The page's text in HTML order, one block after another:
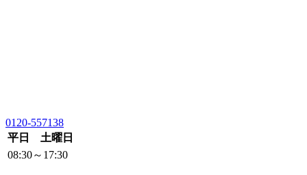
0120-557138
平日 土曜日
08:30～17:30